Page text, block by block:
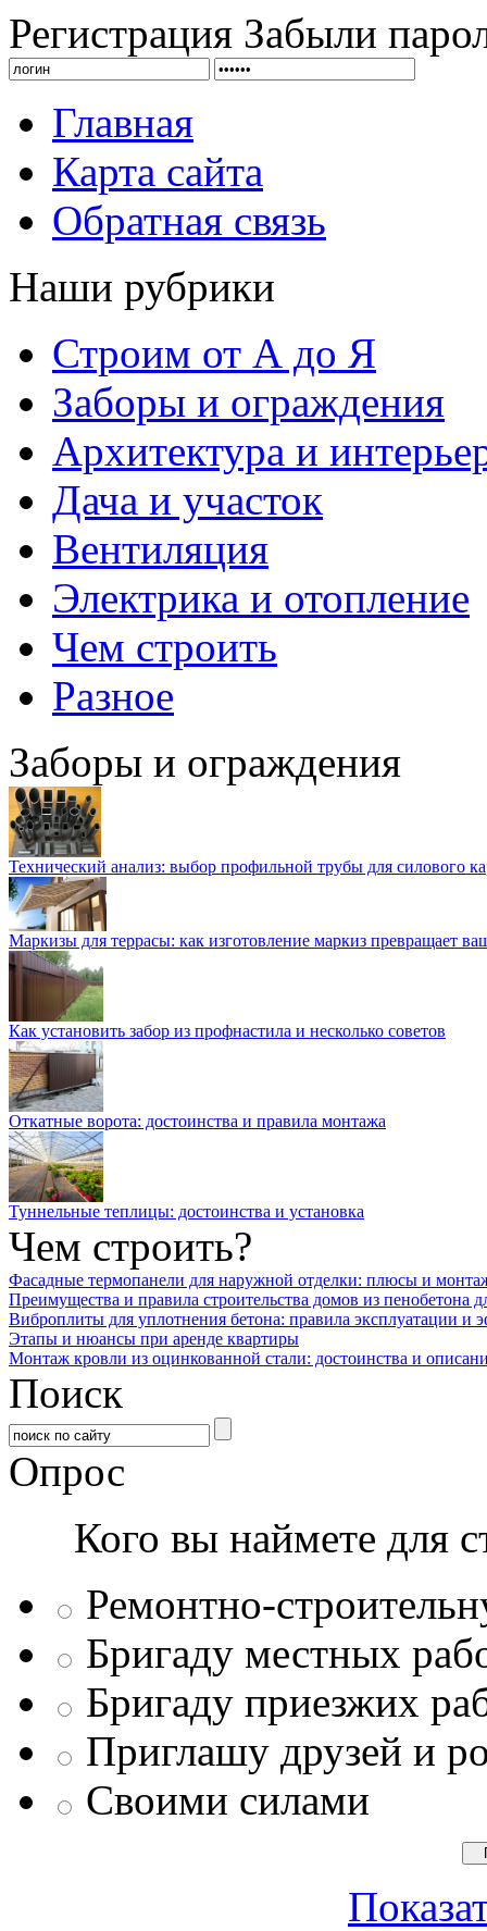
Регистрация Забыли
Главная
Карта сайта
Обратная связь
Наши рубрики
Строим от А до Я
Заборы и ограждения
Архитектура и
Дача и участок
Вентиляция
Электрика и отопление
Чем строить
Разное
Заборы и ограждения
Технический анализ: выбор профильной трубы для силового
Маркизы для террасы: как изготовление маркиз превращает
Как установить забор из профнастила и несколько советов
Откатные ворота: достоинства и правила монтажа
Туннельные теплицы: достоинства и установка
Чем строить?
Фасадные термопанели для наружной отделки: плюсы и
Преимущества и правила строительства домов из пенобетона
Виброплиты для уплотнения бетона: правила эксплуатации и
Этапы и нюансы при аренде квартиры
Монтаж кровли из оцинкованной стали: достоинства и
Поиск
Опрос
Кого вы наймете для
Ремонтно-
Бригаду местных
Бригаду приезжих
Приглашу друзей и
Своими силами